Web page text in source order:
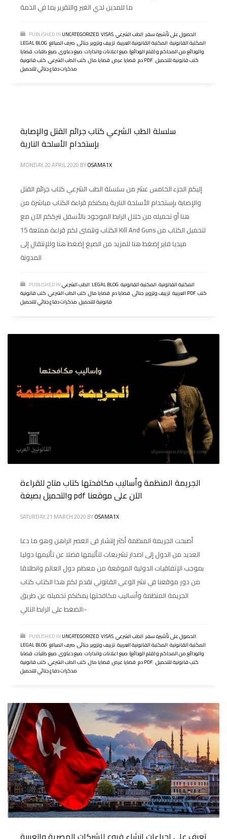
ما للمدين لدي الغير والتقرير بما في الذمة
PUBLISHED IN UNCATEGORIZED,VISAS, الحصول على تأشيرة سفر,الطب الشرعي
,
LEGAL BLOG, المكتبة القانونية,المكتبة القانونية العربية,تزييف وتزوير,جنائى,صرف المبالغ
والودائع من المحاكم و (قلم الودائع),صيغ اعلانات وانذارات,صيغ دعاوى,صيغ طلبات,قضايا
دم,قضايا عرض,قضايا مال,كتب الطب الشرعي, كتب قانونية PDF, كتب قانونية للتحميل,
مذكرات دفاع جنائي للتحميل
سلسلة الطب الشرعي كتاب جرائم القتل والإصابة
بإستخدام الأسلحة النارية
MONDAY, 20 APRIL 2020 BYOSAMA1X
إليكم الجزء الخامس عشر من سلسلة الطب الشرعي كتاب جرائم القتل
والإصابة بإستخدام الأسلحة النارية يمكنكم قراءة الكتاب مباشرة من
هنا أو تحميله من خلال الرابط الموجود بالأسفل نترككم الآن مع
الكتاب ونتمنى لكم قراءة ممتعة 15 Kill And Guns لتحميل الكتاب من
ميديا فاير إضغط هنا للمزيد من الصيغ إضغط هنا وللإنتقال إلى
المدونة
PUBLISHED INالطب الشرعي,LEGAL BLOG, المكتبة القانونية,المكتبة القانونية
العربية,تزييف وتزوير,جنائى,قضايا دم,قضايا مال,كتب الطب الشرعي, كتب قانونية PDF,كتب
قانونية للتحميل,مذكرات دفاع جنائي للتحميل
الجريمة المنظمة وأساليب مكافحتها كتاب متاح للقراءة
والتحميل بصيغة pdf الآن على موقعنا
SATURDAY, 21 MARCH 2020 BYOSAMA1X
أصبحت الجريمة المنظمة أكثر إنتشار فى العصر الراهن وهو ما دعا
العديد من الدول إلى اصدار تشريعات لتأثيمها فضلا عن تأثيمها دوليا
بموجب الإتفاقيات الدولية الموقعة من معظم دول العالم وانطلاقا
من دور موقعنا في نشر الوعي القانوني نقدم لكم هذا الكتاب كتاب
الجريمة المنظمة وأساليب مكافحتها يمكنكم تحميله عن طريق
الضغط على الرابط التالي:-
PUBLISHED IN UNCATEGORIZED,VISAS, الحصول على تأشيرة سفر,الطب الشرعي
,
LEGAL BLOG, المكتبة القانونية,المكتبة القانونية العربية,تزييف وتزوير,جنائى,صرف المبالغ
والودائع من المحاكم و (قلم الودائع),صيغ اعلانات وانذارات,صيغ دعاوى,صيغ طلبات,قضايا
دم,قضايا عرض,قضايا مال,كتب الطب الشرعي, كتب قانونية PDF, كتب قانونية للتحميل,
مذكرات دفاع جنائي للتحميل